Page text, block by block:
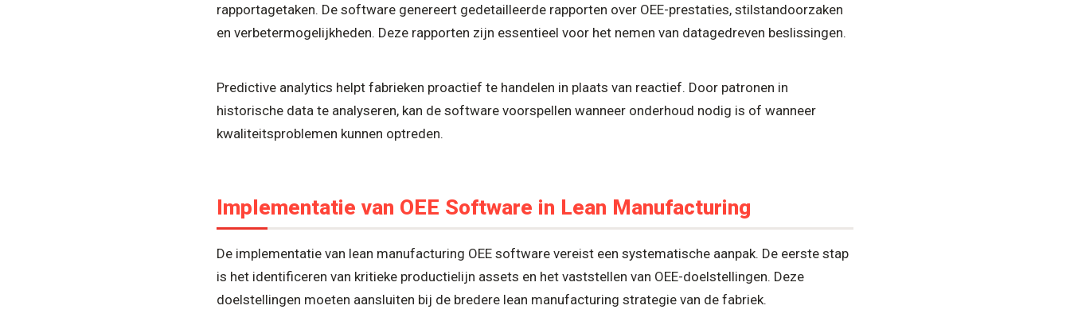
rapportagetaken. De software genereert gedetailleerde rapporten over OEE-prestaties, stilstandoorzaken
en verbetermogelijkheden. Deze rapporten zijn essentieel voor het nemen van datagedreven beslissingen.
Predictive analytics helpt fabrieken proactief te handelen in plaats van reactief. Door patronen in
historische data te analyseren, kan de software voorspellen wanneer onderhoud nodig is of wanneer
kwaliteitsproblemen kunnen optreden.
Implementatie van OEE Software in Lean Manufacturing
De implementatie van lean manufacturing OEE software vereist een systematische aanpak. De eerste stap
is het identificeren van kritieke productielijn assets en het vaststellen van OEE-doelstellingen. Deze
doelstellingen moeten aansluiten bij de bredere lean manufacturing strategie van de fabriek.